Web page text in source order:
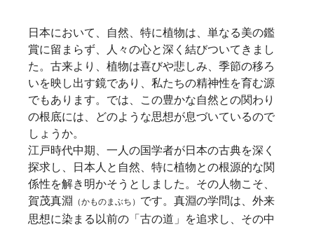
日本において、自然、特に植物は、単なる美の鑑
賞に留まらず、人々の心と深く結びついてきまし
た。古来より、植物は喜びや悲しみ、季節の移ろ
いを映し出す鏡であり、私たちの精神性を育む源
でもあります。では、この豊かな自然との関わり
の根底には、どのような思想が息づいているので
しょうか。
江戸時代中期、一人の国学者が日本の古典を深く
探求し、日本人と自然、特に植物との根源的な関
係性を解き明かそうとしました。その人物こそ、
賀茂真淵 （かものまぶち） です。真淵の学問は、外来
思想に染まる以前の「古の道」を追求し、その中